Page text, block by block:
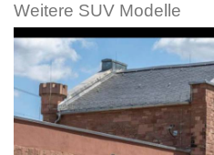
Weitere SUV Modelle